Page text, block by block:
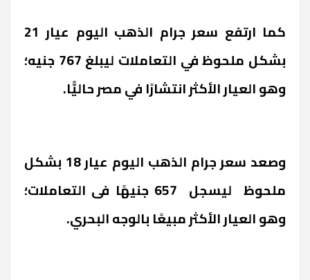
كما ارتفع سعر جرام الذهب اليوم عيار 21
بشكل ملحوظ في التعاملات ليبلغ 767 جنيه؛
وهو العيار الأكثر انتشارًا في مصر حاليًّا.
وصعد سعر جرام الذهب اليوم عيار 18 بشكل
ملحوظ ليسجل 657 جنيهًا فى التعاملات؛
وهو العيار الأكثر مبيعًا بالوجه البحري.